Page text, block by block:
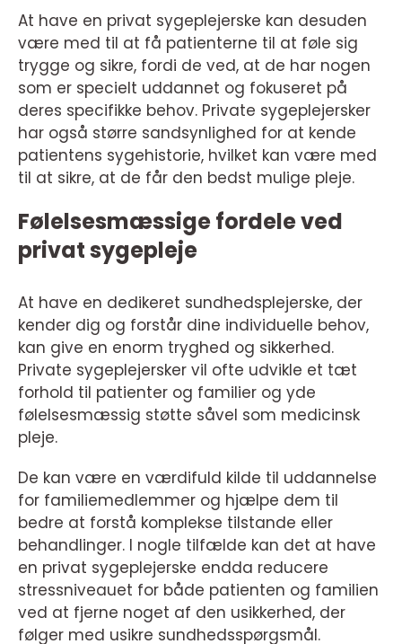
At have en privat sygeplejerske kan desuden
være med til at få patienterne til at føle sig
trygge og sikre, fordi de ved, at de har nogen
som er specielt uddannet og fokuseret på
deres specifikke behov. Private sygeplejersker
har også større sandsynlighed for at kende
patientens sygehistorie, hvilket kan være med
til at sikre, at de får den bedst mulige pleje.
Følelsesmæssige fordele ved
privat sygepleje
At have en dedikeret sundhedsplejerske, der
kender dig og forstår dine individuelle behov,
kan give en enorm tryghed og sikkerhed.
Private sygeplejersker vil ofte udvikle et tæt
forhold til patienter og familier og yde
følelsesmæssig støtte såvel som medicinsk
pleje.
De kan være en værdifuld kilde til uddannelse
for familiemedlemmer og hjælpe dem til
bedre at forstå komplekse tilstande eller
behandlinger. I nogle tilfælde kan det at have
en privat sygeplejerske endda reducere
stressniveauet for både patienten og familien
ved at fjerne noget af den usikkerhed, der
følger med usikre sundhedsspørgsmål.